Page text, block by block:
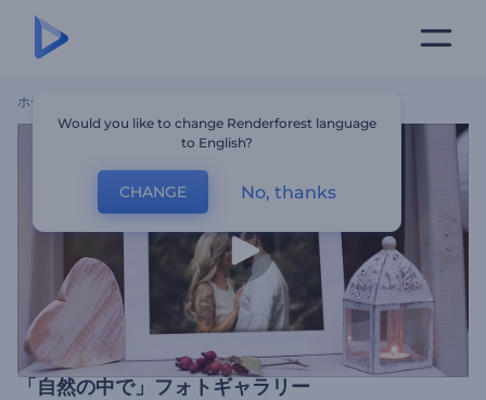
ホーム
「自然の中で」フォトギャラリー
Would you like to change Renderforest language
to English?
CHANGE No, thanks